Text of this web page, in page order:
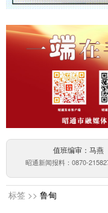
值班编审：马
昭通新闻报料：0870-
标签 >> 鲁甸